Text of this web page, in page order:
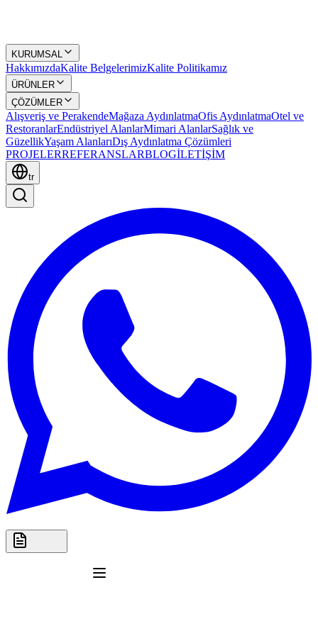
KURUMSAL
HakkımızdaKalite BelgelerimizKalite Politikamız
ÜRÜNLER
ÇÖZÜMLER
Alışveriş ve PerakendeMağaza AydınlatmaOfis AydınlatmaOtel ve
RestoranlarEndüstriyel AlanlarMimari AlanlarSağlık ve
GüzellikYaşam AlanlarıDış Aydınlatma Çözümleri
PROJELERREFERANSLARBLOGİLETİŞİM
tr